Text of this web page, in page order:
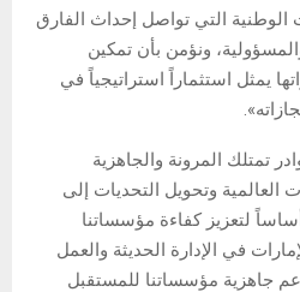
الوطنية التي تواصل إحداث الفارق
ونؤمن بأن تمكين
يمثل استثماراً استراتيجياً في
تمتلك المرونة والجاهزية
العالمية وتحويل التحديات إلى
لتعزيز كفاءة مؤسساتنا
في الإدارة الحديثة والعمل
جاهزية مؤسساتنا للمستقبل